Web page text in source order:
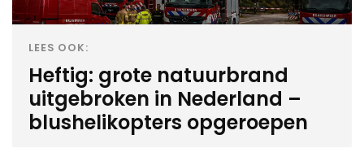
LEES OOK:
Heftig: grote natuurbrand
uitgebroken in Nederland –
blushelikopters opgeroepen